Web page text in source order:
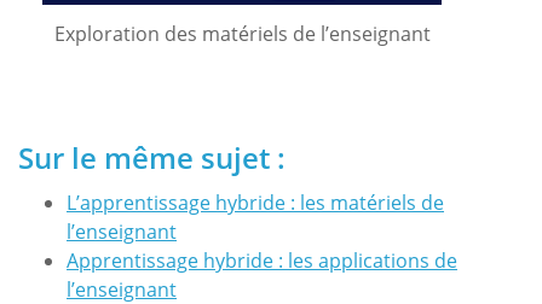
Exploration des matériels de l’enseignant
Sur le même sujet :
L’apprentissage hybride : les matériels de
l’enseignant
Apprentissage hybride : les applications de
l’enseignant